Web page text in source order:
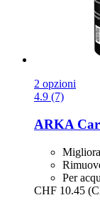
2 opzioni
4.9 (7)
ARKA
Per
CHF 10.45